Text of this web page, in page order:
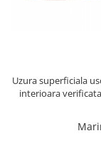
Uzura superficiala
interioara